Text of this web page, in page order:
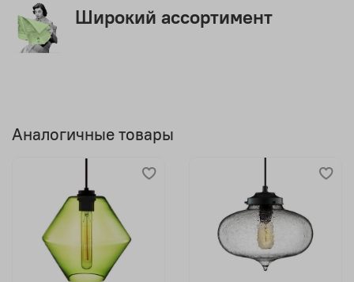
Широкий ассортимент
Аналогичные товары